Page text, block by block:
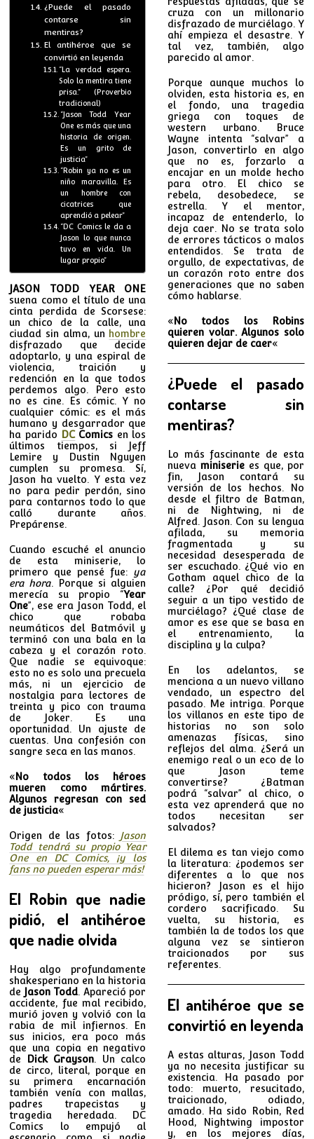
¿Puede el pasado
contarse sin
mentiras?
El antihéroe que se
convirtió en leyenda
“La verdad espera.
Solo la mentira tiene
prisa.” (Proverbio
tradicional)
“Jason Todd Year
One es más que una
historia de origen.
Es un grito de
justicia”
“Robin ya no es un
niño maravilla. Es
un hombre con
cicatrices que
aprendió a pelear”
“DC Comics le da a
Jason lo que nunca
tuvo en vida. Un
lugar propio”
JASON TODD YEAR ONE
suena como el título de una
cinta perdida de Scorsese:
un chico de la calle, una
ciudad sin alma, un hombre
disfrazado que decide
adoptarlo, y una espiral de
violencia, traición y
redención en la que todos
perdemos algo. Pero esto
no es cine. Es cómic. Y no
cualquier cómic: es el más
humano y desgarrador que
ha parido
DCComics en los
últimos tiempos, si Jeff
Lemire y Dustin Nguyen
cumplen su promesa. Sí,
Jason ha vuelto. Y esta vez
no para pedir perdón, sino
para contarnos todo lo que
calló durante años.
Prepárense.
Cuando escuché el anuncio
de esta miniserie, lo
primero que pensé fue: ya
era hora. Porque si alguien
merecía su propio “Year
One”, ese era Jason Todd, el
chico que robaba
neumáticos del Batmóvil y
terminó con una bala en la
cabeza y el corazón roto.
Que nadie se equivoque:
esto no es solo una precuela
más, ni un ejercicio de
nostalgia para lectores de
treinta y pico con trauma
de Joker. Es una
oportunidad. Un ajuste de
cuentas. Una confesión con
sangre seca en las manos.
« No todos los héroes
mueren como mártires.
Algunos regresan con sed
de justicia«
Origen de las fotos: Jason
Todd tendrá su propio Year
One en DC Comics, ¡y los
fans no pueden esperar más!
El Robin que nadie
pidió, el antihéroe
que nadie olvida
Hay algo profundamente
shakesperiano en la historia
de
Jason Todd. Apareció por
accidente, fue mal recibido,
murió joven y volvió con la
rabia de mil infiernos. En
sus inicios, era poco más
que una copia en negativo
de
Dick Grayson. Un calco
de circo, literal, porque en
su primera encarnación
también venía con mallas,
padres trapecistas y
tragedia heredada. DC
Comics lo empujó al
cruza con un millonario
disfrazado de murciélago. Y
ahí empieza el desastre. Y
tal vez, también, algo
parecido al amor.
Porque aunque muchos lo
olviden, esta historia es, en
el fondo, una tragedia
griega con toques de
western urbano. Bruce
Wayne intenta “salvar” a
Jason, convertirlo en algo
que no es, forzarlo a
encajar en un molde hecho
para otro. El chico se
rebela, desobedece, se
estrella. Y el mentor,
incapaz de entenderlo, lo
deja caer. No se trata solo
de errores tácticos o malos
entendidos. Se trata de
orgullo, de expectativas, de
un corazón roto entre dos
generaciones que no saben
cómo hablarse.
«No todos los Robins
quieren volar. Algunos solo
quieren dejar de caer«
¿Puede el pasado
contarse sin
mentiras?
Lo más fascinante de esta
nueva miniseriees que, por
fin, Jason contará su
versión de los hechos. No
desde el filtro de Batman,
ni de Nightwing, ni de
Alfred. Jason. Con su lengua
afilada, su memoria
fragmentada y su
necesidad desesperada de
ser escuchado. ¿Qué vio en
Gotham aquel chico de la
calle? ¿Por qué decidió
seguir a un tipo vestido de
murciélago? ¿Qué clase de
amor es ese que se basa en
el entrenamiento, la
disciplina y la culpa?
En los adelantos, se
menciona a un nuevo villano
vendado, un espectro del
pasado. Me intriga. Porque
los villanos en este tipo de
historias no son solo
amenazas físicas, sino
reflejos del alma. ¿Será un
enemigo real o un eco de lo
que Jason teme
convertirse? ¿Batman
podrá “salvar” al chico, o
esta vez aprenderá que no
todos necesitan ser
salvados?
El dilema es tan viejo como
la literatura: ¿podemos ser
diferentes a lo que nos
hicieron? Jason es el hijo
pródigo, sí, pero también el
cordero sacrificado. Su
vuelta, su historia, es
también la de todos los que
alguna vez se sintieron
traicionados por sus
referentes.
El antihéroe que se
convirtió en leyenda
A estas alturas, Jason Todd
ya no necesita justificar su
existencia. Ha pasado por
todo: muerto, resucitado,
traicionado, odiado,
amado. Ha sido Robin, Red
Hood, Nightwing impostor
y, en los mejores días,